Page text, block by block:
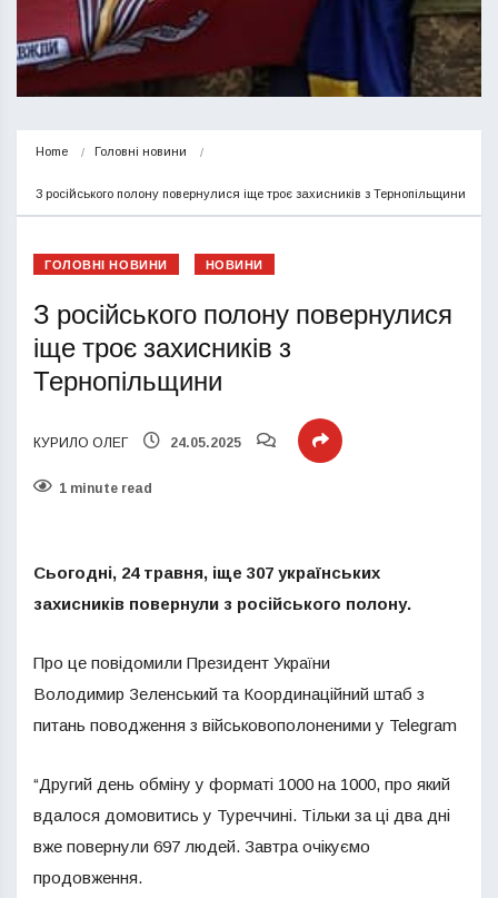
Home Головні новини
З російського полону повернулися іще троє захисників з Тернопільщини
ГОЛОВНІ НОВИНИ НОВИНИ
З російського полону повернулися
іще троє захисників з
Тернопільщини
КУРИЛО ОЛЕГ 24.05.2025
1 minute read
Сьогодні, 24 травня, іще 307 українських
захисників повернули з російського полону.
Про це повідомили Президент України
Володимир Зеленський та Координаційний штаб з
питань поводження з військовополоненими у Telegram
“Другий день обміну у форматі 1000 на 1000, про який
вдалося домовитись у Туреччині. Тільки за ці два дні
вже повернули 697 людей. Завтра очікуємо
продовження.